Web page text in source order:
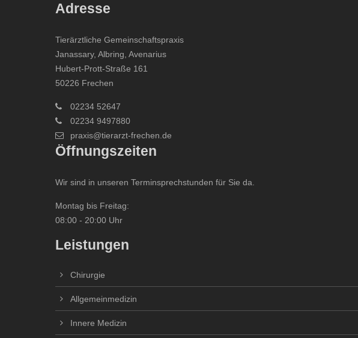
Adresse
Tierärztliche Gemeinschaftspraxis
Janassary, Albring, Avenarius
Hubert-Prott-Straße 161
50226 Frechen
02234 52647
02234 9497880
praxis@tierarzt-frechen.de
Öffnungszeiten
Wir sind in unseren Terminsprechstunden für Sie da.
Montag bis Freitag:
08:00 - 20:00 Uhr
Leistungen
Chirurgie
Allgemeinmedizin
Innere Medizin